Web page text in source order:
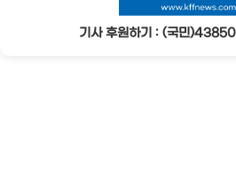
기사 후원하기 : (국민